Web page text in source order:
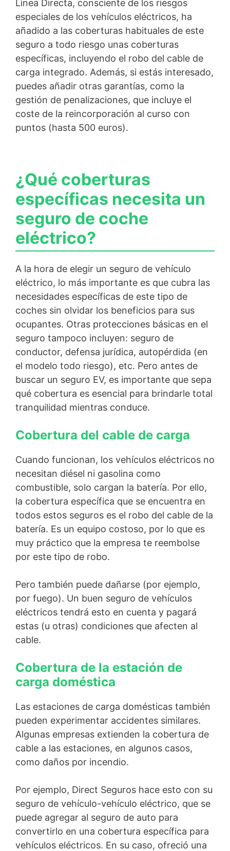
Línea Directa, consciente de los riesgos
especiales de los vehículos eléctricos, ha
añadido a las coberturas habituales de este
seguro a todo riesgo unas coberturas
específicas, incluyendo el robo del cable de
carga integrado. Además, si estás interesado,
puedes añadir otras garantías, como la
gestión de penalizaciones, que incluye el
coste de la reincorporación al curso con
puntos (hasta 500 euros).
¿Qué coberturas
específicas necesita un
seguro de coche
eléctrico?
A la hora de elegir un seguro de vehículo
eléctrico, lo más importante es que cubra las
necesidades específicas de este tipo de
coches sin olvidar los beneficios para sus
ocupantes. Otras protecciones básicas en el
seguro tampoco incluyen: seguro de
conductor, defensa jurídica, autopérdida (en
el modelo todo riesgo), etc. Pero antes de
buscar un seguro EV, es importante que sepa
qué cobertura es esencial para brindarle total
tranquilidad mientras conduce.
Cobertura del cable de carga
Cuando funcionan, los vehículos eléctricos no
necesitan diésel ni gasolina como
combustible, solo cargan la batería. Por ello,
la cobertura específica que se encuentra en
todos estos seguros es el robo del cable de la
batería. Es un equipo costoso, por lo que es
muy práctico que la empresa te reembolse
por este tipo de robo.
Pero también puede dañarse (por ejemplo,
por fuego). Un buen seguro de vehículos
eléctricos tendrá esto en cuenta y pagará
estas (u otras) condiciones que afecten al
cable.
Cobertura de la estación de
carga doméstica
Las estaciones de carga domésticas también
pueden experimentar accidentes similares.
Algunas empresas extienden la cobertura de
cable a las estaciones, en algunos casos,
como daños por incendio.
Por ejemplo, Direct Seguros hace esto con su
seguro de vehículo-vehículo eléctrico, que se
puede agregar al seguro de auto para
convertirlo en una cobertura específica para
vehículos eléctricos. En su caso, ofreció una